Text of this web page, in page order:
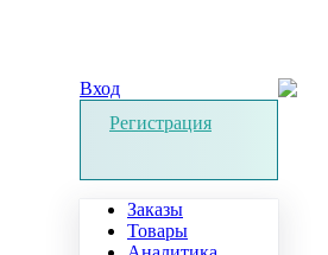
Вход
Регистрация
Заказы
Товары